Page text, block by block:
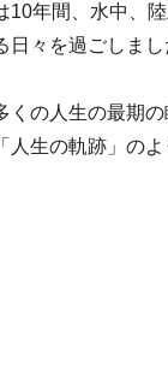
10年間、水中、
々を過ごしまし
くの人生の最期
人生の軌跡」の